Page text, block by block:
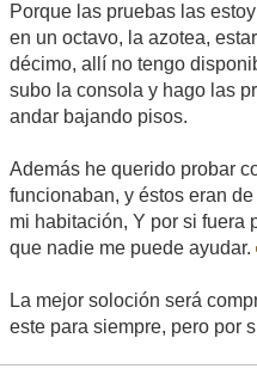
Porque las pruebas las
en un octavo, la azotea,
décimo, allí no tengo
subo la consola y hago las
andar bajando pisos.
Además he querido probar
funcionaban, y éstos eran
mi habitación, Y por si fuera
que nadie me puede ayudar.
La mejor soloción será
este para siempre, pero por